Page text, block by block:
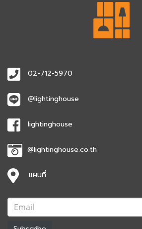
02-712-5970
@lightinghouse
lightinghouse
@lightinghouse.co.th
แผนที่